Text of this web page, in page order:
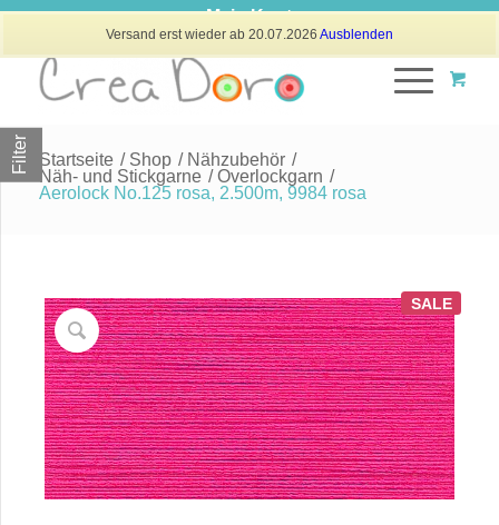
Mein Konto
Startseite / Shop / Nähzubehör /
Näh- und Stickgarne / Overlockgarn /
Aerolock No.125 rosa, 2.500m, 9984 rosa
SALE
Filter
Versand erst wieder ab 20.07.2026 Ausblenden